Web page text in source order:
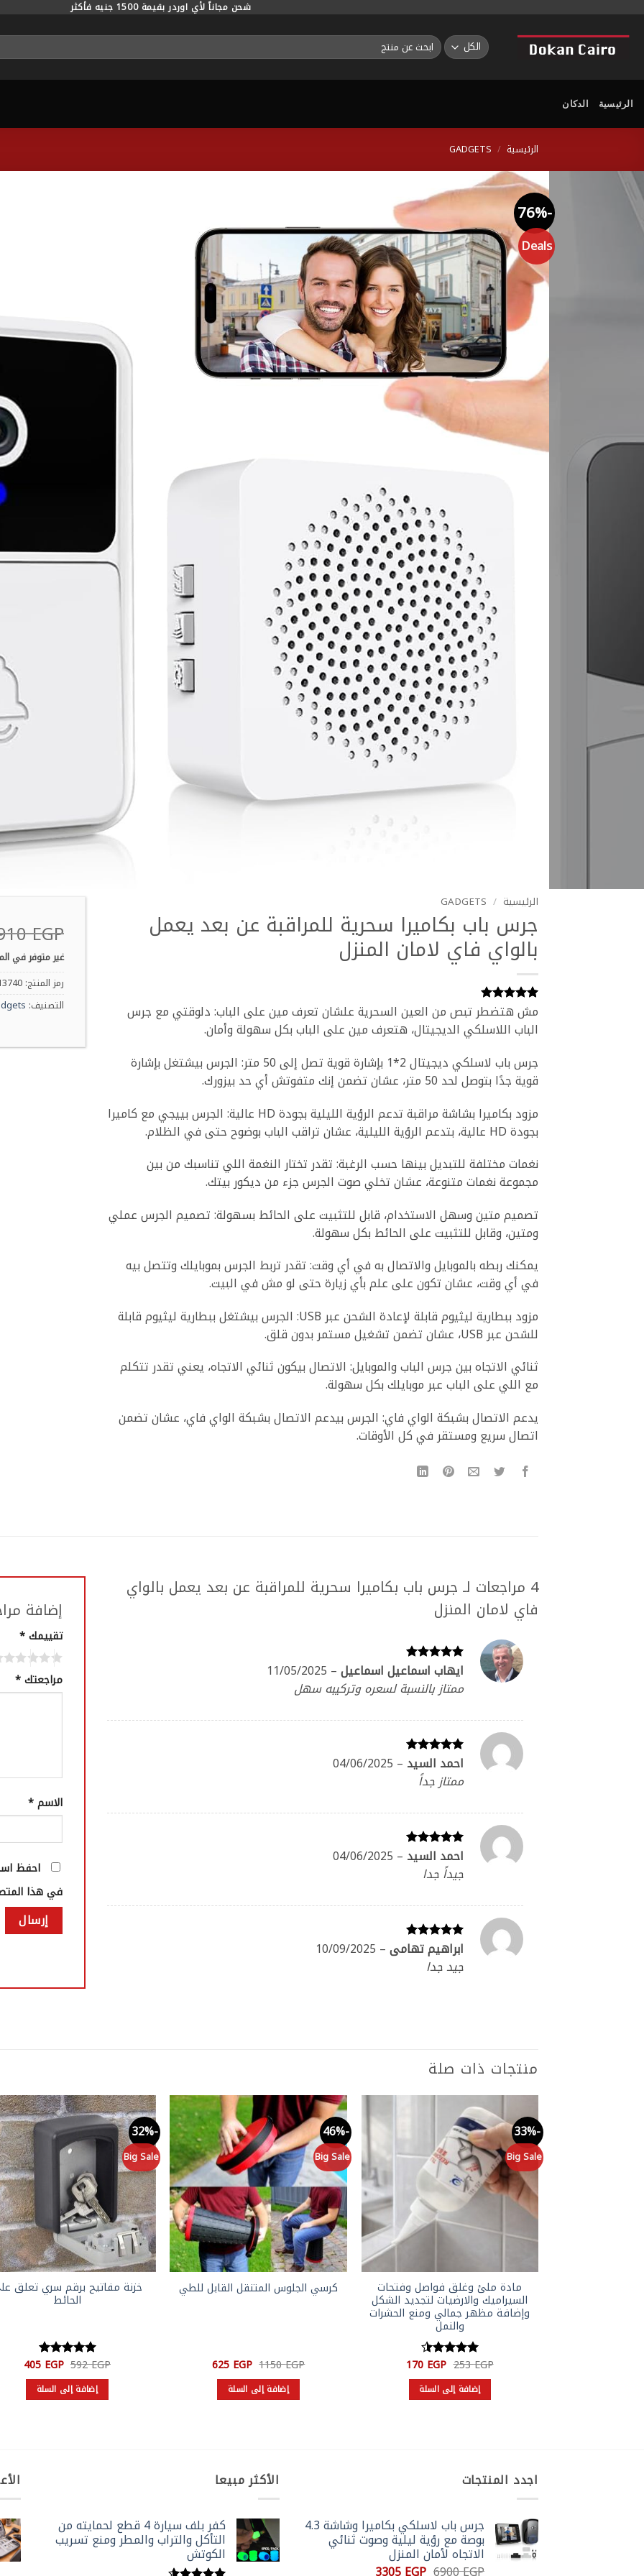
شحن مجاناً لأي اوردر بقيمة 1500 جنيه فأكثر
البحث
عن:
الرئيسية الدكان
الرئيسية /
GADGETS
-76%
Deals
الرئيسية /
GADGETS
جرس باب بكاميرا سحرية للمراقبة عن بعد يعمل
بالواي فاي لامان المنزل
تم التقييم
5
بناءً على
4
مش هتضطر تبص من العين السحرية علشان تعرف مين على الباب: دلوقتي مع جرس
الباب اللاسلكي الديجيتال، هتعرف مين على الباب بكل سهولة وأمان.
جرس باب لاسلكي ديجيتال 2*1 بإشارة قوية تصل إلى 50 متر: الجرس بيشتغل بإشارة
قوية جدًا بتوصل لحد 50 متر، عشان تضمن إنك متفوتش أي حد بيزورك.
مزود بكاميرا بشاشة مراقبة تدعم الرؤية الليلية بجودة HD عالية: الجرس بييجي مع كاميرا
بجودة HD عالية، بتدعم الرؤية الليلية، عشان تراقب الباب بوضوح حتى في الظلام.
نغمات مختلفة للتبديل بينها حسب الرغبة: تقدر تختار النغمة اللي تناسبك من بين
مجموعة نغمات متنوعة، عشان تخلي صوت الجرس جزء من ديكور بيتك.
تصميم متين وسهل الاستخدام، قابل للتثبيت على الحائط بسهولة: تصميم الجرس عملي
ومتين، وقابل للتثبيت على الحائط بكل سهولة.
يمكنك ربطه بالموبايل والاتصال به في أي وقت: تقدر تربط الجرس بموبايلك وتتصل بيه
في أي وقت، عشان تكون على علم بأي زيارة حتى لو مش في البيت.
مزود ببطارية ليثيوم قابلة لإعادة الشحن عبر USB: الجرس بيشتغل ببطارية ليثيوم قابلة
للشحن عبر USB، عشان تضمن تشغيل مستمر بدون قلق.
ثنائي الاتجاه بين جرس الباب والموبايل: الاتصال بيكون ثنائي الاتجاه، يعني تقدر تتكلم
مع اللي على الباب عبر موبايلك بكل سهولة.
يدعم الاتصال بشبكة الواي فاي: الجرس بيدعم الاتصال بشبكة الواي فاي، عشان تضمن
اتصال سريع ومستقر في كل الأوقات.
EGP
غير متوفر في
رمز المنتج:
التصنيف:
4 مراجعات لـ
جرس باب بكاميرا سحرية للمراقبة عن بعد يعمل بالواي
فاي لامان المنزل
تم التقييم
5من 5
ايهاب اسماعيل اسماعيل –
11/05/2025
ممتاز بالنسبة لسعره وتركيبه سهل
تم التقييم
احمد السيد –
04/06/2025
ممتاز جداً
تم التقييم
من 5
احمد السيد –
04/06/2025
جيداً جدا
تم التقييم
5من 5
ابراهيم تهامى –
10/09/2025
جيد جدا
إضافة
تقييمك*
مراجعتك*
الاسم*
احفظ
في هذا
منتجات ذات صلة
-33%
Big Sale
Add to
مادة ملئ وغلق فواصل وفتحات
السيراميك والارضيات لتجديد الشكل
وإضافة مظهر جمالي ومنع الحشرات
والنمل
تم التقييم
253EGP السعر
الأصلي
هو:
253 EGP.
170 EGP السعر
إضافة إلى السلة
-46%
Big Sale
Add to
wishlist
كرسي الجلوس المتنقل القابل للطي
1150EGP السعر
الأصلي
هو:
1150 EGP.
625 EGP السعر
إضافة إلى السلة
-32%
Big Sale
خزنة مفاتيح برقم سري تعلق
الحائط
تم التقييم
592EGP السعر
الأصلي
هو:
592 EGP.
405 EGP
إضافة إلى السلة
اجدد المنتجات
جرس باب لاسلكي بكاميرا وشاشة 4.3
بوصة مع رؤية ليلية وصوت ثنائي
الاتجاه لأمان المنزل
السعر السعر
الأكثر مبيعا
كفر بلف سيارة 4 قطع لحمايته من
التأكل والتراب والمطر ومنع تسريب
الكوتش